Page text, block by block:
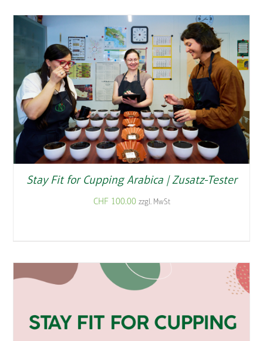
Stay Fit for Cupping Arabica | Zusatz-Tester
CHF 100.00 zzgl. MwSt